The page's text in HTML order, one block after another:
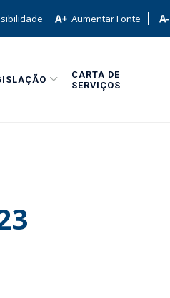
Aumentar Fonte
CARTA DE
SERVIÇOS